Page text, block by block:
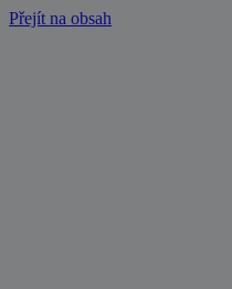
Přejít na obsah